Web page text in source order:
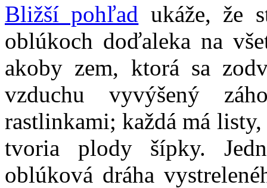
Bližší pohľad ukáže, že
oblúkoch doďaleka na
akoby zem, ktorá sa
vzduchu vyvýšený
rastlinkami; každá má
tvoria plody šípky.
oblúková dráha